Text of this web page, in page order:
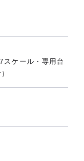
スケール・専用台